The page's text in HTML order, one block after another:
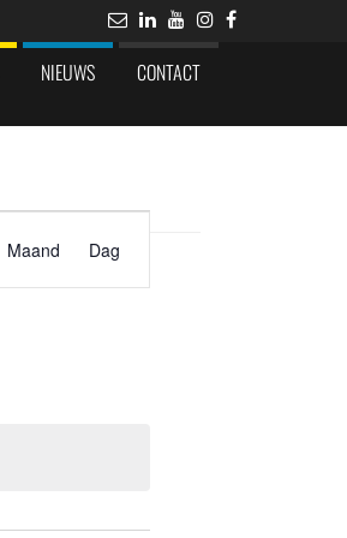
NIEUWS CONTACT
Evenement
weergaven
navigatie
Maand Dag